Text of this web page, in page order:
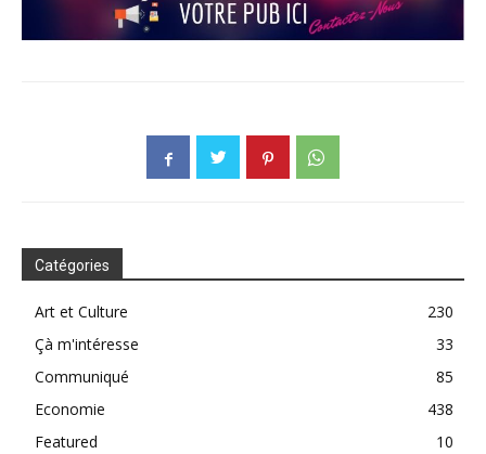
Catégories
Art et Culture
230
Çà m'intéresse
33
Communiqué
85
Economie
438
Featured
10